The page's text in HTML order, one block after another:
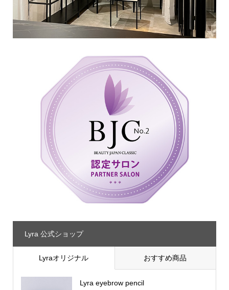
Lyra 公式ショップ
Lyraオリジナル おすすめ商品
Lyra eyebrow pencil